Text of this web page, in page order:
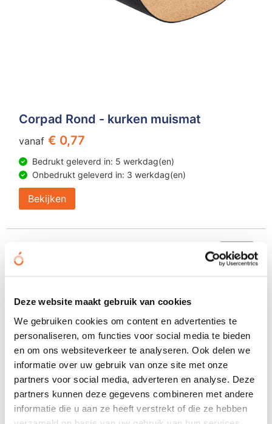
Deze website maakt gebruik van cookies
We gebruiken cookies om content en advertenties te
personaliseren, om functies voor social media te bieden
en om ons websiteverkeer te analyseren. Ook delen we
informatie over uw gebruik van onze site met onze
partners voor social media, adverteren en analyse. Deze
partners kunnen deze gegevens combineren met andere
informatie die u aan ze heeft verstrekt of die ze hebben
Corpad Rond - kurken muismat
vanaf € 0,77
Bedrukt geleverd in: 5 werkdag(en)
Onbedrukt geleverd in: 3 werkdag(en)
Bekijken